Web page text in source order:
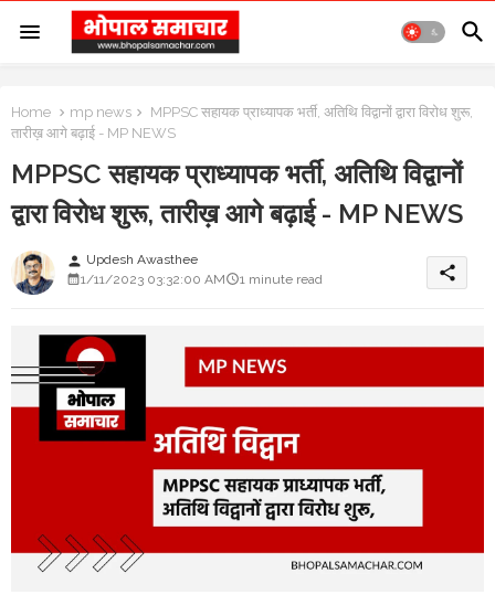
Home mp news
MPPSC सहायक प्राध्यापक भर्ती, अतिथि विद्वानों द्वारा विरोध शुरू,
तारीख़ आगे बढ़ाई - MP NEWS
MPPSC सहायक प्राध्यापक भर्ती, अतिथि विद्वानों
द्वारा विरोध शुरू, तारीख़ आगे बढ़ाई - MP NEWS
person Updesh Awasthee
1/11/2023 03:32:00 AM
1 minute read share